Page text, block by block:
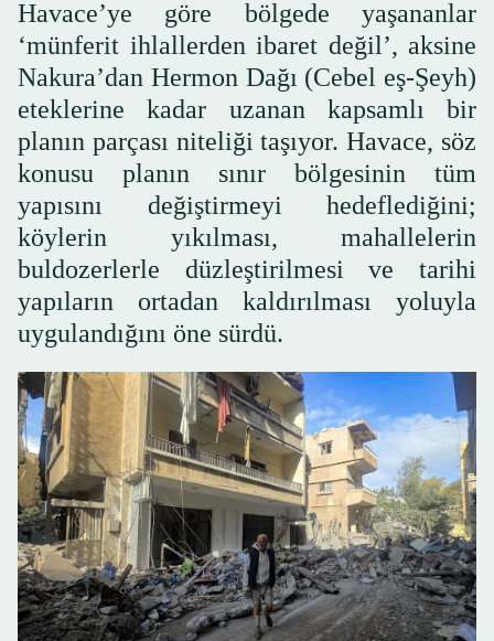
Havace’ye göre bölgede yaşananlar
‘münferit ihlallerden ibaret değil’, aksine
Nakura’dan Hermon Dağı (Cebel eş-Şeyh)
eteklerine kadar uzanan kapsamlı bir
planın parçası niteliği taşıyor. Havace, söz
konusu planın sınır bölgesinin tüm
yapısını değiştirmeyi hedeflediğini;
köylerin yıkılması, mahallelerin
buldozerlerle düzleştirilmesi ve tarihi
yapıların ortadan kaldırılması yoluyla
uygulandığını öne sürdü.